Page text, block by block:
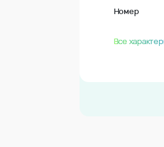
Номер
Все